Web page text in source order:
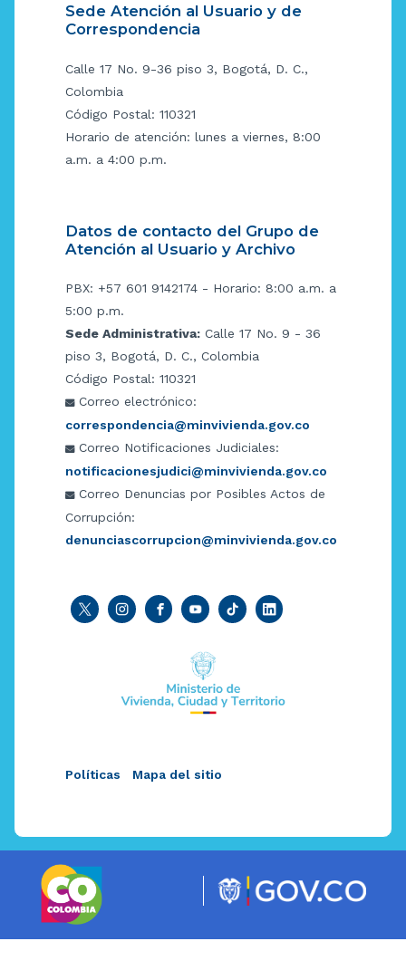
Sede Atención al Usuario y de
Correspondencia
Calle 17 No. 9-36 piso 3, Bogotá, D. C.,
Colombia
Código Postal: 110321
Horario de atención: lunes a viernes, 8:00
a.m. a 4:00 p.m.
Datos de contacto del Grupo de
Atención al Usuario y Archivo
PBX: +57 601 9142174 - Horario: 8:00 a.m. a
5:00 p.m.
Sede Administrativa: Calle 17 No. 9 - 36
piso 3, Bogotá, D. C., Colombia
Código Postal: 110321
Correo electrónico:
correspondencia@minvivienda.gov.co
Correo Notificaciones Judiciales:
notificacionesjudici@minvivienda.gov.co
Correo Denuncias por Posibles Actos de
Corrupción:
denunciascorrupcion@minvivienda.gov.co
Políticas Mapa del sitio